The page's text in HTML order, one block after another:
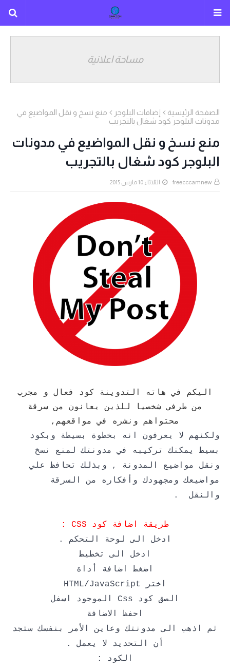
مساحة اعلانية
الصفحة الرئيسية إضافات البلوجر
منع نسخ و نقل المواضيع في
مدونات البلوجر كود شغال بالتجريب
منع نسخ و نقل المواضيع في مدونات
البلوجر كود شغال بالتجريب
freecccamnew الثلاثاء 10 مارس 2015
اليكم في هاته التدوينة كود فعال و مجرب
من طرفي شخصيا للذين يعانون من سرقة
محتواهم ونشره في مواقعهم,
ولكنهم لا يعرفون انه بخطوة بسيطة وبكود
بسيط يمكنك تركيبه في مدونتك لمنع نسخ
ونقل مواضيع المدونة , وبذلك تحافظ علي
مواضيعك ومجهودك وأفكاره من السرقة
والنقل .
طريقة اضافة كود CSS :
ادخل الى لوحة التحكم .
ادخل الى تخطيط
اضغط اضافة أداة
اختر HTML/JavaScript
الصق كود Css الموجود اسفل
احفظ الاضافة
ثم اذهب الى مدونتك وعاين الأمر بنفسك ستجد
أن التحديد لا يعمل .
الكود :